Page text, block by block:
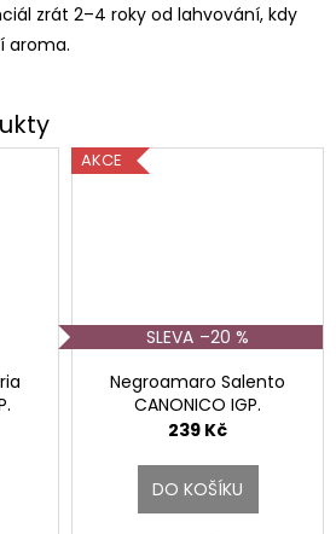
zrát 2–4 roky od lahvování, kdy
aroma.
AKCE
–20 %
Negroamaro Salento
CANONICO IGP.
239 Kč
DO KOŠÍKU